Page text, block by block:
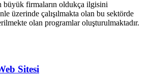
büyük firmaların oldukça ilgisini
üzerinde çalışılmakta olan bu sektörde
olan programlar oluşturulmaktadır.
Sitesi